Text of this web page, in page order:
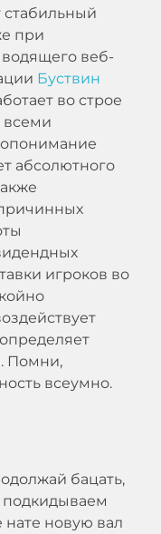
стабильный
при
веб-
Буствин
во строе
всеми
абсолютного
игроков во
Помни,
всеумно.
бацать,
подкидываем
новую вал